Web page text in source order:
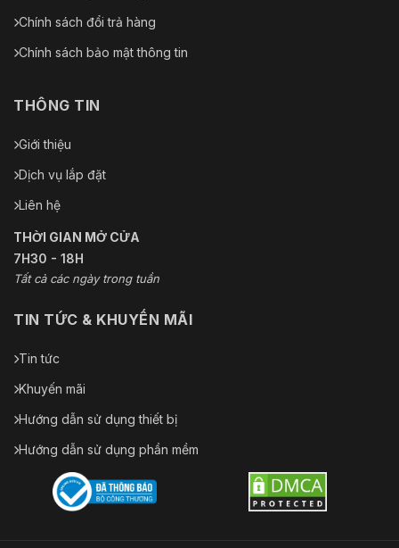
Chính sách đổi trả hàng
Chính sách bảo mật thông tin
THÔNG TIN
Giới thiệu
Dịch vụ lắp đặt
Liên hệ
THỜI GIAN MỞ CỬA
7H30 - 18H
Tất cả các ngày trong tuần
TIN TỨC & KHUYẾN MÃI
Tin tức
Khuyến mãi
Hướng dẫn sử dụng thiết bị
Hướng dẫn sử dụng phần mềm